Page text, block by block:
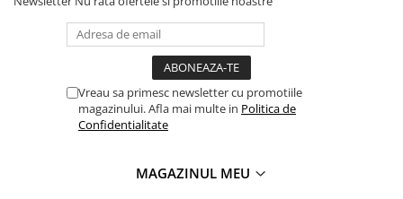
Vreau sa primesc newsletter cu promotiile
magazinului. Afla mai multe in Politica de
Confidentialitate
MAGAZINUL MEU